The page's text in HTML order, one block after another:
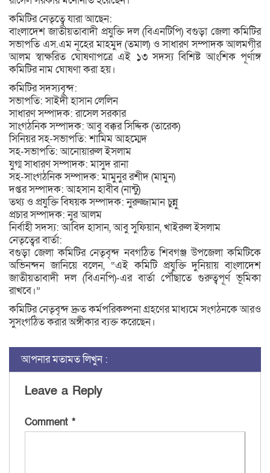
কমিটির নেতৃত্বে যারা আছেন:
বাংলাদেশ জাতীয়তাবাদী প্রযুক্তি দল (বিএনটিপি) বগুড়া জেলা কমিটির
সভাপতি এস.এম নূহের মাহমুদ (তমাল) ও সাধারণ সম্পাদক আলমগীর
আলম স্বাক্ষরিত ঘোষণাপত্রে এই ১৩ সদস্য বিশিষ্ট আংশিক পূর্ণাঙ্গ
কমিটির নাম ঘোষণা করা হয়।
কমিটির সদস্যবৃন্দ:
সভাপতি: সাইদী হাসান লেলিন
সাধারণ সম্পাদক: রাসেল সরকার
সাংগঠনিক সম্পাদক: আবু বক্কর সিদ্দিক (তারেক)
সিনিয়র সহ-সভাপতি: শামিম আহম্মেদ
সহ-সভাপতি: আনোয়ারুল ইসলাম
যুগ্ম সাধারণ সম্পাদক: মাসুদ রানা
সহ-সাংগঠনিক সম্পাদক: মামুনুর রশীদ (মামুন)
দপ্তর সম্পাদক: আহসান হাবীব (নান্টু)
তথ্য ও প্রযুক্তি বিষয়ক সম্পাদক: নুরুজ্জামান চুন্নু
প্রচার সম্পাদক: নুর আলম
নির্বাহী সদস্য: আবিদ হাসান, আবু সুফিয়ান, খাইরুল ইসলাম
নেতৃত্বের বার্তা:
বগুড়া জেলা কমিটির নেতৃবৃন্দ নবগঠিত শিবগঞ্জ উপজেলা কমিটিকে
অভিনন্দন জানিয়ে বলেন, “এই কমিটি প্রযুক্তি দুনিয়ায় বাংলাদেশ
জাতীয়তাবাদী দল (বিএনপি)-এর বার্তা পৌঁছাতে গুরুত্বপূর্ণ ভূমিকা
রাখবে।”
কমিটির নেতৃবৃন্দ দ্রুত কর্মপরিকল্পনা গ্রহণের মাধ্যমে সংগঠনকে আরও
সুসংগঠিত করার অঙ্গীকার ব্যক্ত করেছেন।
আপনার মতামত লিখুন :
Leave a Reply
Comment *